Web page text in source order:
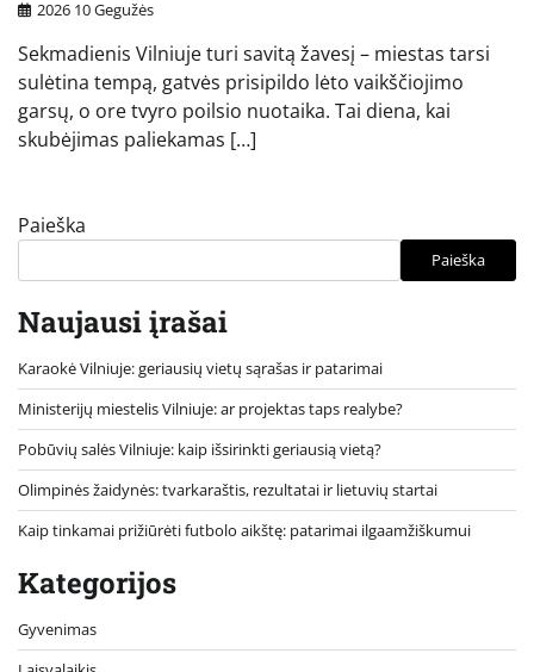
2026 10 Gegužės
Sekmadienis Vilniuje turi savitą žavesį – miestas tarsi
sulėtina tempą, gatvės prisipildo lėto vaikščiojimo
garsų, o ore tvyro poilsio nuotaika. Tai diena, kai
skubėjimas paliekamas […]
Paieška
Paieška
Naujausi įrašai
Karaokė Vilniuje: geriausių vietų sąrašas ir patarimai
Ministerijų miestelis Vilniuje: ar projektas taps realybe?
Pobūvių salės Vilniuje: kaip išsirinkti geriausią vietą?
Olimpinės žaidynės: tvarkaraštis, rezultatai ir lietuvių startai
Kaip tinkamai prižiūrėti futbolo aikštę: patarimai ilgaamžiškumui
Kategorijos
Gyvenimas